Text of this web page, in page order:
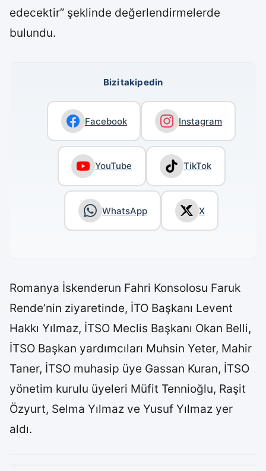
edecektir” şeklinde değerlendirmelerde
bulundu.
Bizi takip edin
Facebook Instagram
YouTube TikTok
WhatsApp X
Romanya İskenderun Fahri Konsolosu Faruk
Rende’nin ziyaretinde, İTO Başkanı Levent
Hakkı Yılmaz, İTSO Meclis Başkanı Okan Belli,
İTSO Başkan yardımcıları Muhsin Yeter, Mahir
Taner, İTSO muhasip üye Gassan Kuran, İTSO
yönetim kurulu üyeleri Müfit Tennioğlu, Raşit
Özyurt, Selma Yılmaz ve Yusuf Yılmaz yer
aldı.